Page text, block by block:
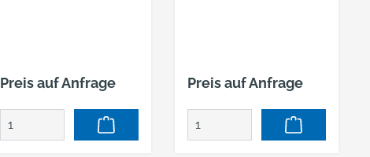
Preis auf Anfrage Preis auf Anfrage